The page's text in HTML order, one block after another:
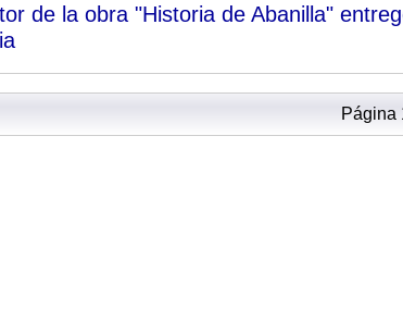
de la obra "Historia de Abanilla"
Página